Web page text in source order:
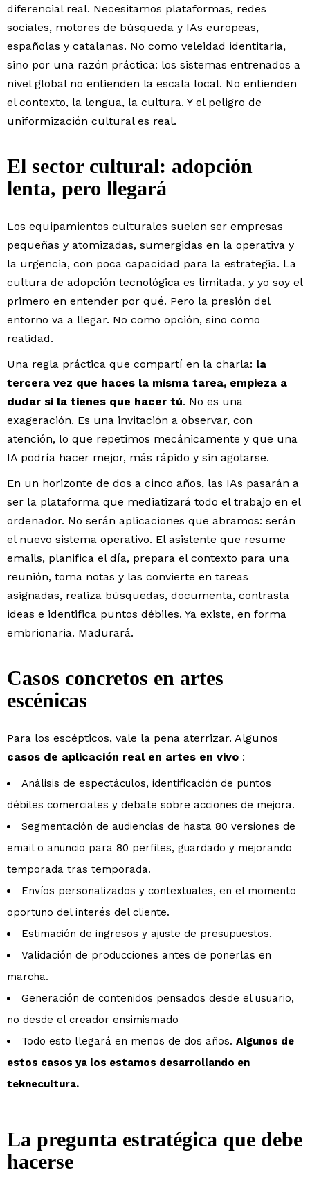
diferencial real. Necesitamos plataformas, redes
sociales, motores de búsqueda y IAs europeas,
españolas y catalanas. No como veleidad identitaria,
sino por una razón práctica: los sistemas entrenados a
nivel global no entienden la escala local. No entienden
el contexto, la lengua, la cultura. Y el peligro de
uniformización cultural es real.
El sector cultural: adopción
lenta, pero llegará
Los equipamientos culturales suelen ser empresas
pequeñas y atomizadas, sumergidas en la operativa y
la urgencia, con poca capacidad para la estrategia. La
cultura de adopción tecnológica es limitada, y yo soy el
primero en entender por qué. Pero la presión del
entorno va a llegar. No como opción, sino como
realidad.
Una regla práctica que compartí en la charla: la
tercera vez que haces la misma tarea, empieza a
dudar si la tienes que hacer tú. No es una
exageración. Es una invitación a observar, con
atención, lo que repetimos mecánicamente y que una
IA podría hacer mejor, más rápido y sin agotarse.
En un horizonte de dos a cinco años, las IAs pasarán a
ser la plataforma que mediatizará todo el trabajo en el
ordenador. No serán aplicaciones que abramos: serán
el nuevo sistema operativo. El asistente que resume
emails, planifica el día, prepara el contexto para una
reunión, toma notas y las convierte en tareas
asignadas, realiza búsquedas, documenta, contrasta
ideas e identifica puntos débiles. Ya existe, en forma
embrionaria. Madurará.
Casos concretos en artes
escénicas
Para los escépticos, vale la pena aterrizar. Algunos
casos de aplicación real en artes en vivo :
Análisis de espectáculos, identificación de puntos
débiles comerciales y debate sobre acciones de mejora.
Segmentación de audiencias de hasta 80 versiones de
email o anuncio para 80 perfiles, guardado y mejorando
temporada tras temporada.
Envíos personalizados y contextuales, en el momento
oportuno del interés del cliente.
Estimación de ingresos y ajuste de presupuestos.
Validación de producciones antes de ponerlas en
marcha.
Generación de contenidos pensados desde el usuario,
no desde el creador ensimismado
Todo esto llegará en menos de dos años. Algunos de
estos casos ya los estamos desarrollando en
teknecultura.
La pregunta estratégica que debe
hacerse